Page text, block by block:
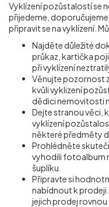
Vyklízení pozůstalostí se
přijedeme,
připravit se na vyklízení.
Najděte důležité
průkaz, kartička
při vyklízení
Věnujte pozornost
kvůli vyklizení
dědici nemovitosti
Dejte stranou věci,
vyklízení
některé předměty
Prohlédněte
vyhodili fotoalbum
šuplíku.
Připravte si
nabídnout k
jejich prodej